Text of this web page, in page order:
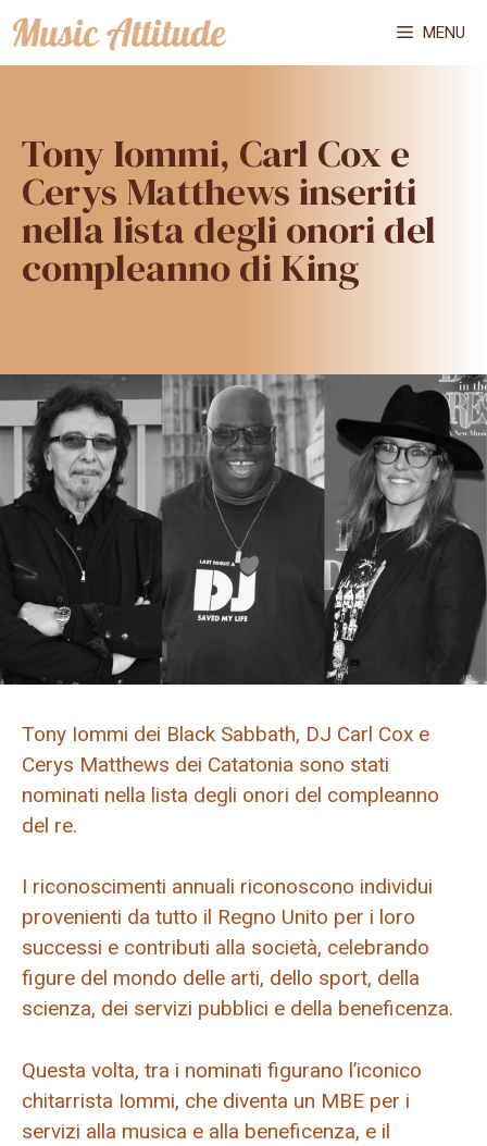
Vai
al
MENU
Tony Iommi, Carl Cox e
Cerys Matthews inseriti
nella lista degli onori del
compleanno di King
Tony Iommi dei Black Sabbath, DJ Carl Cox e
Cerys Matthews dei Catatonia sono stati
nominati nella lista degli onori del compleanno
del re.
I riconoscimenti annuali riconoscono individui
provenienti da tutto il Regno Unito per i loro
successi e contributi alla società, celebrando
figure del mondo delle arti, dello sport, della
scienza, dei servizi pubblici e della beneficenza.
Questa volta, tra i nominati figurano l’iconico
chitarrista Iommi, che diventa un MBE per i
servizi alla musica e alla beneficenza, e il